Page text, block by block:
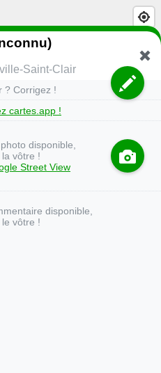
Saint-Clair
? Corrigez !
cartes.app !
disponible,
vôtre !
Street View
disponible,
vôtre !